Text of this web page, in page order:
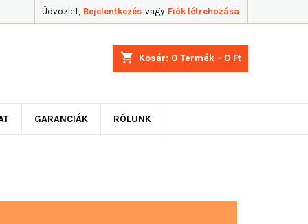
Üdvözlet, Bejelentkezés vagy Fiók létrehozása
shopping_cart Kosár: 0 Termék - 0 Ft
GARANCIÁK RÓLUNK